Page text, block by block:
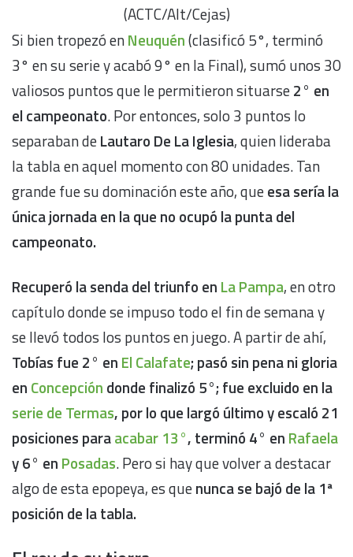
(ACTC/Alt/Cejas)
Si bien tropezó enNeuquén(clasificó 5°, terminó
3° en su serie y acabó 9° en la Final), sumó unos 30
valiosos puntos que le permitieron situarse2° en
el campeonato. Por entonces, solo 3 puntos lo
separaban deLautaro De La Iglesia, quien lideraba
la tabla en aquel momento con 80 unidades. Tan
grande fue su dominación este año, queesa sería la
única jornada en la que no ocupó la punta del
campeonato.
Recuperó la senda del triunfo en La Pampa, en otro
capítulo donde se impuso todo el fin de semana y
se llevó todos los puntos en juego. A partir de ahí,
Tobías fue 2° en El Calafate; pasó sin pena ni gloria
en Concepción donde finalizó 5°; fue excluido en la
serie de Termas, por lo que largó último y escaló 21
posiciones paraacabar 13°, terminó 4° en Rafaela
y 6° en Posadas. Pero si hay que volver a destacar
algo de esta epopeya, es quenunca se bajó de la 1ª
posición de la tabla.